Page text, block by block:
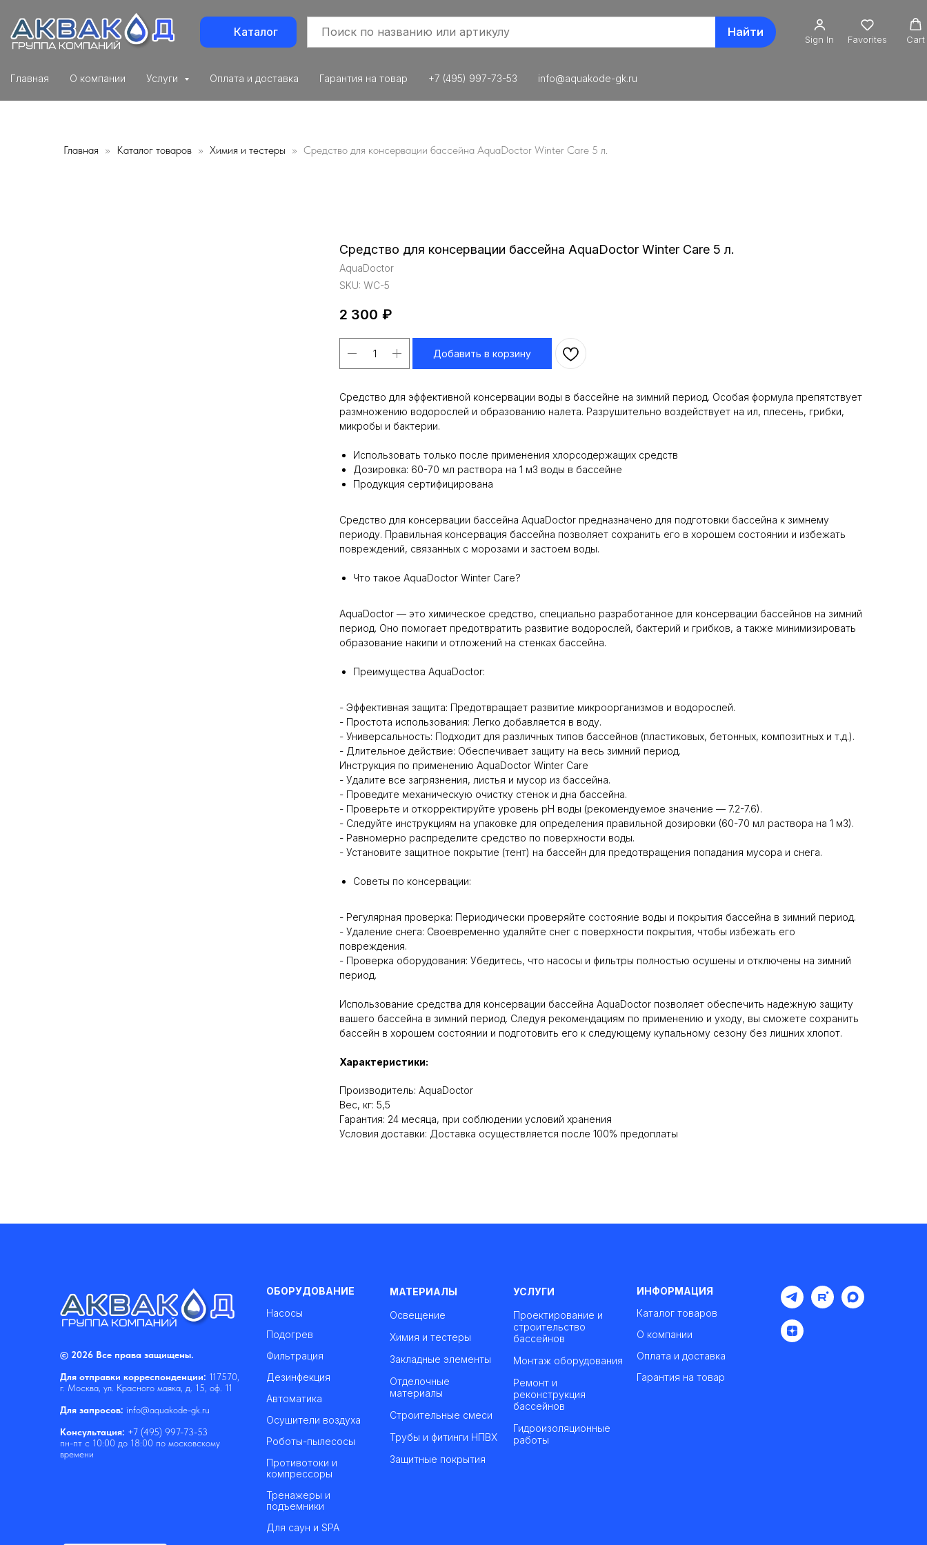
Каталог Найти
Sign In Favorites Cart
Главная О компании Услуги Оплата и доставка Гарантия на товар +7 (495) 997-73-53 info@aquakode-gk.ru
Главная Каталог товаров Химия и тестеры Средство для консервации бассейна AquaDoctor Winter Care 5 л.
Средство для консервации бассейна AquaDoctor Winter Care 5 л.
AquaDoctor
SKU: WC-5
2 300 ₽
Добавить в корзину
Cредство для эффективной консервации воды в бассейне на зимний период. Особая формула препятствует
размножению водорослей и образованию налета. Разрушительно воздействует на ил, плесень, грибки,
микробы и бактерии.
Использовать только после применения хлорсодержащих средств
Дозировка: 60-70 мл раствора на 1 м3 воды в бассейне
Продукция сертифицирована
Средство для консервации бассейна AquaDoctor предназначено для подготовки бассейна к зимнему
периоду. Правильная консервация бассейна позволяет сохранить его в хорошем состоянии и избежать
повреждений, связанных с морозами и застоем воды.
Что такое AquaDoctor Winter Care?
AquaDoctor — это химическое средство, специально разработанное для консервации бассейнов на зимний
период. Оно помогает предотвратить развитие водорослей, бактерий и грибков, а также минимизировать
образование накипи и отложений на стенках бассейна.
Преимущества AquaDoctor:
- Эффективная защита: Предотвращает развитие микроорганизмов и водорослей.
- Простота использования: Легко добавляется в воду.
- Универсальность: Подходит для различных типов бассейнов (пластиковых, бетонных, композитных и т.д.).
- Длительное действие: Обеспечивает защиту на весь зимний период.
Инструкция по применению AquaDoctor Winter Care
- Удалите все загрязнения, листья и мусор из бассейна.
- Проведите механическую очистку стенок и дна бассейна.
- Проверьте и откорректируйте уровень pH воды (рекомендуемое значение — 7.2-7.6).
- Следуйте инструкциям на упаковке для определения правильной дозировки (60-70 мл раствора на 1 м3).
- Равномерно распределите средство по поверхности воды.
- Установите защитное покрытие (тент) на бассейн для предотвращения попадания мусора и снега.
Советы по консервации:
- Регулярная проверка: Периодически проверяйте состояние воды и покрытия бассейна в зимний период.
- Удаление снега: Своевременно удаляйте снег с поверхности покрытия, чтобы избежать его
повреждения.
- Проверка оборудования: Убедитесь, что насосы и фильтры полностью осушены и отключены на зимний
период.
Использование средства для консервации бассейна AquaDoctor позволяет обеспечить надежную защиту
вашего бассейна в зимний период. Следуя рекомендациям по применению и уходу, вы сможете сохранить
бассейн в хорошем состоянии и подготовить его к следующему купальному сезону без лишних хлопот.
Характеристики:
Производитель: AquaDoctor
Вес, кг: 5,5
Гарантия: 24 месяца, при соблюдении условий хранения
Условия доставки: Доставка осуществляется после 100% предоплаты
© 2026 Все права защищены.
Для отправки корреспонденции: 117570,
г. Москва, ул. Красного маяка, д. 15, оф. 11
Для запросов: info@aquakode-gk.ru
Консультация: +7 (495) 997-73-53
пн-пт с 10:00 до 18:00 по московскому
времени
ОБОРУДОВАНИЕ
Насосы
Подогрев
Фильтрация
Дезинфекция
Автоматика
Осушители воздуха
Роботы-пылесосы
Противотоки и
компрессоры
Тренажеры и
подъемники
Для саун и SPA
МАТЕРИАЛЫ
Освещение
Химия и тестеры
Закладные элементы
Отделочные
материалы
Строительные смеси
Трубы и фитинги НПВХ
Защитные покрытия
УСЛУГИ
Проектирование и
строительство
бассейнов
Монтаж оборудования
Ремонт и
реконструкция
бассейнов
Гидроизоляционные
работы
ИНФОРМАЦИЯ
Каталог товаров
О компании
Оплата и доставка
Гарантия на товар